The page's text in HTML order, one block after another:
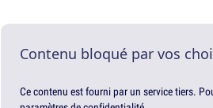
Contenu bloqué par vos
Ce contenu est fourni par un service tiers.